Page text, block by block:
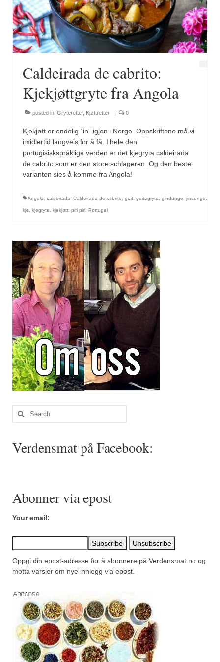
Fugl
Gryteretter
Snacks
Supper
Olivenolje, oppskrifter
Krydder, oppskrifter
Bouquet garni
Cajunkrydder, mildt
Cajunkrydder, sterkt
Estragon
Guindillas
Herbes de Provence
Kjørvel
Krøderens husmannsmiks
Løpstikke
Merian
Paprikapulver, edelsøtt
Parisisk pepper
Piment d’Espelette
Quatre épices
Rosépepper
Salvie
Caldeirada de cabrito:
Kjekjøttgryte fra Angola
posted in: Gryteretter, Kjøttretter | 0
Kjekjøtt er endelig “in” igjen i Norge. Oppskriftene må vi
imidlertid langveis for å få. I hele den
portugisiskspråklige verden er det kjegryta caldeirada
de cabrito som er den store schlageren. Og den beste
varianten sies å komme fra Angola!
Angola caldeirada Caldeirada de cabrito geit geitegryte gindungo jindungo
kje kjegryte kjekjøtt piri piri Portugal
Search
for:
Verdensmat på Facebook:
Abonner via epost
Your email:
Oppgi din epost-adresse for å abonnere på Verdensmat.no og
motta varsler om nye innlegg via epost.